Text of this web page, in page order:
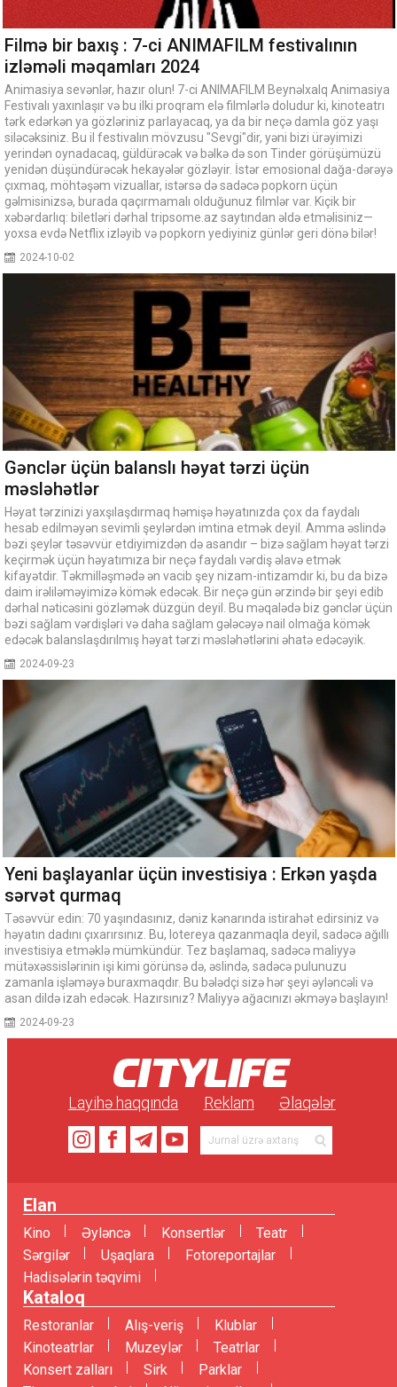
Filmə bir baxış : 7-ci ANIMAFILM festivalının
izləməli məqamları 2024
Animasiya sevənlər, hazır olun! 7-ci ANIMAFILM Beynəlxalq Animasiya
Festivalı yaxınlaşır və bu ilki proqram elə filmlərlə doludur ki, kinoteatrı
tərk edərkən ya gözləriniz parlayacaq, ya da bir neçə damla göz yaşı
siləcəksiniz. Bu il festivalın mövzusu "Sevgi"dir, yəni bizi ürəyimizi
yerindən oynadacaq, güldürəcək və bəlkə də son Tinder görüşümüzü
yenidən düşündürəcək hekayələr gözləyir. İstər emosional dağa-dərəyə
çıxmaq, möhtəşəm vizuallar, istərsə də sadəcə popkorn üçün
gəlmisinizsə, burada qaçırmamalı olduğunuz filmlər var. Kiçik bir
xəbərdarlıq: biletləri dərhal tripsome.az saytından əldə etməlisiniz—
yoxsa evdə Netflix izləyib və popkorn yediyiniz günlər geri dönə bilər!
2024-10-02
Gənclər üçün balanslı həyat tərzi üçün
məsləhətlər
Həyat tərzinizi yaxşılaşdırmaq həmişə həyatınızda çox da faydalı
hesab edilməyən sevimli şeylərdən imtina etmək deyil. Amma əslində
bəzi şeylər təsəvvür etdiyimizdən də asandır – bizə sağlam həyat tərzi
keçirmək üçün həyatımıza bir neçə faydalı vərdiş əlavə etmək
kifayətdir. Təkmilləşmədə ən vacib şey nizam-intizamdır ki, bu da bizə
daim irəliləməyimizə kömək edəcək. Bir neçə gün ərzində bir şeyi edib
dərhal nəticəsini gözləmək düzgün deyil. Bu məqalədə biz gənclər üçün
bəzi sağlam vərdişləri və daha sağlam gələcəyə nail olmağa kömək
edəcək balanslaşdırılmış həyat tərzi məsləhətlərini əhatə edəcəyik.
2024-09-23
Yeni başlayanlar üçün investisiya : Erkən yaşda
sərvət qurmaq
Təsəvvür edin: 70 yaşındasınız, dəniz kənarında istirahət edirsiniz və
həyatın dadını çıxarırsınız. Bu, lotereya qazanmaqla deyil, sadəcə ağıllı
investisiya etməklə mümkündür. Tez başlamaq, sadəcə maliyyə
mütəxəssislərinin işi kimi görünsə də, əslində, sadəcə pulunuzu
zamanla işləməyə buraxmaqdır. Bu bələdçi sizə hər şeyi əyləncəli və
asan dildə izah edəcək. Hazırsınız? Maliyyə ağacınızı əkməyə başlayın!
2024-09-23
Layihə haqqında Reklam Əlaqələr
Elan
Kino Əyləncə Konsertlər
Teatr
Sərgilər
Uşaqlara
Fotoreportajlar
Hadisələrin təqvimi
Kataloq
Restoranlar Alış-veriş
Klublar
Kinoteatrlar
Muzeylər
Teatrlar
Konsert zalları
Sirk
Parklar